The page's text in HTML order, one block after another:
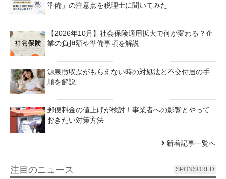
準備」の注意点を税理士に聞いてみた
【2026年10月】社会保険適用拡大で何が変わる？企
業の負担額や準備事項を解説
源泉徴収票がもらえない時の対処法と不交付届の手
順を解説
郵便料金の値上げが検討！事業者への影響とやって
おきたい対策方法
新着記事一覧へ
注目のニュース SPONSORED